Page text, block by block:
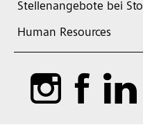
Stellenangebote bei Sto
Human Resources